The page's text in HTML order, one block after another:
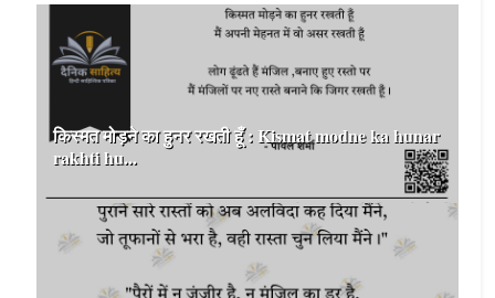
किस्मत मोड़ने का हुनर रखती हूँ : Kismat modne ka hunar
rakhti hu...